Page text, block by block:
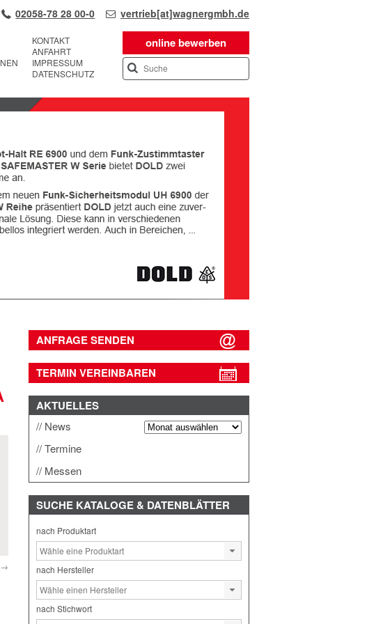
02058-78 28 00-0 vertrieb[at]wagnergmbh.de
online bewerben
KONTAKT
ANFAHRT
IMPRESSUM
DATENSCHUTZ
ANFRAGE SENDEN
TERMIN VEREINBAREN
AKTUELLES
News
Termine
Messen
SUCHE KATALOGE & DATENBLÄTTER
nach Produktart
nach Hersteller
nach Stichwort